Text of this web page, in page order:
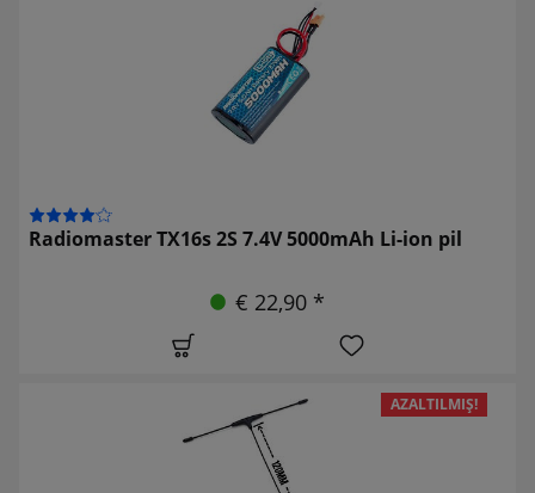
Radiomaster TX16s 2S 7.4V 5000mAh Li-ion pil
€ 22,90 *
AZALTILMIŞ!